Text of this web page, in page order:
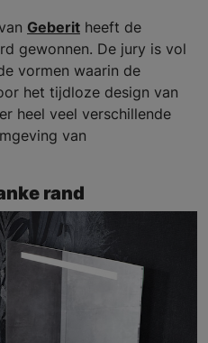
Geberit heeft de
gewonnen. De jury is vol
vormen waarin de
het tijdloze design van
heel veel verschillende
van
rand